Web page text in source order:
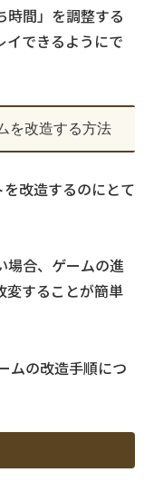
時間」を調整する
イできるようにで
を改造する方法
改造するのにとて
場合、ゲームの進
変することが簡単
ムの改造手順につ